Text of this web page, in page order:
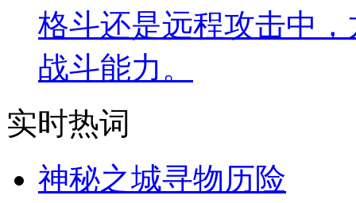
格斗还是远程攻击中
战斗能力。
实时热词
神秘之城寻物历险